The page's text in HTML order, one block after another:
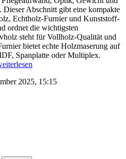
Dieser Abschnitt gibt eine kompakte
Echtholz-Furnier und Kunststoff-
ordnet die wichtigsten
steht für Vollholz-Qualität und
bietet echte Holzmaserung auf
Spanplatte oder Multiplex.
2025, 15:15